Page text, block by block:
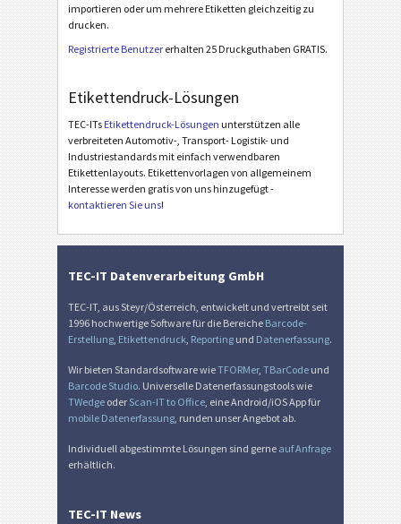
I
Inventaraufkleber
€ SEPA Mandat
₣ Swiss QR-Rechnung
S Sonstige
importieren oder um mehrere Etiketten gleichzeitig zu
drucken.
Registrierte Benutzer erhalten 25 Druckguthaben GRATIS.
Etikettendruck-Lösungen
TEC-ITs Etikettendruck-Lösungen unterstützen alle
verbreiteten Automotiv-, Transport- Logistik- und
Industriestandards mit einfach verwendbaren
Etikettenlayouts. Etikettenvorlagen von allgemeinem
Interesse werden gratis von uns hinzugefügt -
kontaktieren Sie uns!
TEC-IT Datenverarbeitung GmbH
TEC-IT, aus Steyr/Österreich, entwickelt und vertreibt seit
1996 hochwertige Software für die Bereiche Barcode-
Erstellung, Etikettendruck, Reporting und Datenerfassung.
Wir bieten Standardsoftware wieTFORMer, TBarCode und
Barcode Studio. Universelle Datenerfassungstools wie
TWedge oder Scan-IT to Office, eine Android/iOS App für
mobile Datenerfassung, runden unser Angebot ab.
Individuell abgestimmte Lösungen sind gerne auf Anfrage
erhältlich.
TEC-IT News